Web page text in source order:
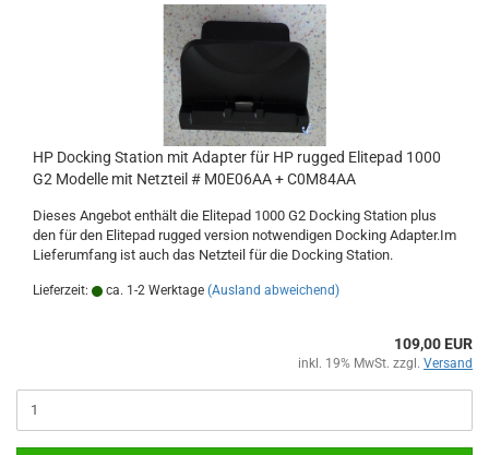
HP Docking Station mit Adapter für HP rugged Elitepad 1000
G2 Modelle mit Netzteil # M0E06AA + C0M84AA
Dieses Angebot enthält die Elitepad 1000 G2 Docking Station plus
den für den Elitepad rugged version notwendigen Docking Adapter.Im
Lieferumfang ist auch das Netzteil für die Docking Station.
Lieferzeit: ca. 1-2 Werktage (Ausland abweichend)
109,00 EUR
inkl. 19% MwSt. zzgl. Versand